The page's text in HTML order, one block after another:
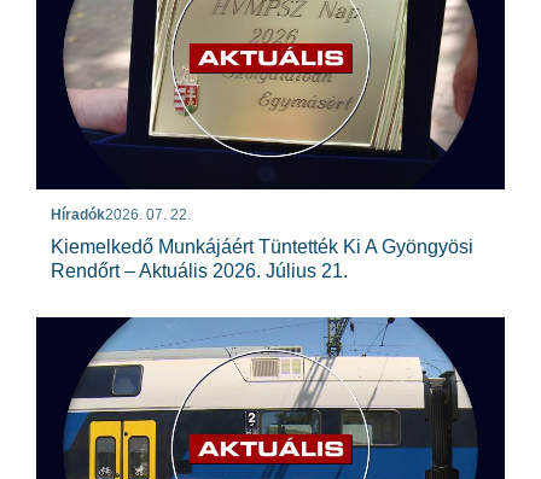
Híradók2026. 07. 22.
Kiemelkedő Munkájáért Tüntették Ki A Gyöngyösi
Rendőrt – Aktuális 2026. Július 21.